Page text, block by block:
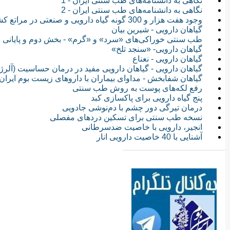
نگاهی به دانشنامه‌های طب سنتی ایران - 2
وجود هفت هزار و 300 گونه گیاه دارویی و صنعتی در مراتع کشور
گیاهان دارویی - شیرین بیان
طب سنتی خوراکی‌های «سرد» و «گرم» - بخش دوم و پایانی
گیاهان دارویی- «سنجد تلخ»
گیاهان دارویی - نعناع
گیاهان دارویی - گیاهان دارویی مفید در درمان حساسیت
گیاهان شفابخش - مداوای بیماران با داروهای زیست بوم
رفع لکه‌های پوست به روش طب سنتی
پنج گیاه دارویی برای پاكسازی كبد
درمان تیرگی دور چشم با دم‌نوشی جادویی
نسخه‌ طب سنتی برای تسکین دردهای مفصلی
انجیر، دارویی با خاصیت ضدسرطانی
آشنایی با 40 خاصیت دارویی انار